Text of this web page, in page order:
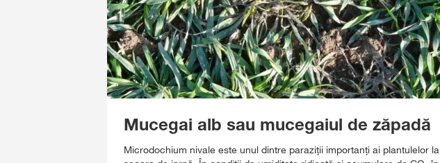
Mucegai alb sau mucegaiul de zăpadă
Microdochium nivale este unul dintre paraziții importanți ai plantulelor la